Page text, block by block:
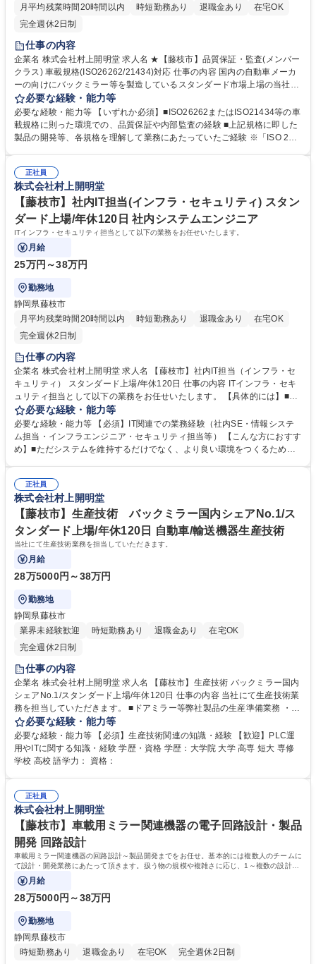
月平均残業時間20時間以内 時短勤務あり 退職金あり
在宅OK
完全週休2日制
仕事の内容
企業名 株式会社村上開明堂 求人名 ★【藤枝市】品質保証・監査(メンバー
クラス) 車載規格(ISO26262/21434)対応 仕事の内容 国内の自動車メーカ
ーの向けにバックミラー等を製造しているスタンダード市場上場の当社に
て、品質保証・監査担当として主に以下のお仕事をお任せします。 【業務
詳細】 ■ISO26262/21434の新規取得に向けた体制の構築 ※現担当の指示
のもと、事務や対応をお願いしていきます。 ■上記取得後の運用面での対
応業務 ■その他規格、各国認証監査のフォロー業務 募集職種 ★【藤枝
必要な経験・能力等
必要な経験・能力等 【いずれか必須】■ISO26262またはISO21434等の車
載規格に則った環境での、品質保証や内部監査の経験 ■上記規格に即した
製品の開発等、各規格を理解して業務にあたっていたご経験 ※「ISO 262
規格の深い知識は入社後に学べます。 学歴・資格 学歴：大学院 大学 高専
短大 専修学校 高校 語学力： 資格：第一種運転免許普通自動車
正社員
株式会社村上開明堂
【藤枝市】社内IT担当(インフラ・セキュリティ) スタン
ダード上場/年休120日 社内システムエンジニア
ITインフラ・セキュリティ担当として以下の業務をお任せいたします。
月給
25万円～38万円
勤務地
静岡県藤枝市
月平均残業時間20時間以内
時短勤務あり 退職金あり
在宅OK
完全週休2日制
仕事の内容
企業名 株式会社村上開明堂 求人名 【藤枝市】社内IT担当（インフラ・セ
キュリティ） スタンダード上場/年休120日 仕事の内容 ITインフラ・セキ
ュリティ担当として以下の業務をお任せいたします。 【具体的には】■P
C、サーバー、仮想サーバーの運用、設定 ■ネットワークインフラの設
計、構築、運用 ■クラウドサービスの運用管理 ■セキュリティ対策強化、
脆弱性管理、インシデント対応等 ※単独ではなくチームの一員として上記
業務にあたっていただきます。 ※業務内容変更の範囲：当社規定に準ずる
必要な経験・能力等
必要な経験・能力等 【必須】IT関連での業務経験（社内SE・情報システ
ム担当・インフラエンジニア・セキュリティ担当等） 【こんな方におすす
め】■ただシステムを維持するだけでなく、より良い環境をつくるために
方を歓迎しています。チーム体制での運用のため、周囲のフォローも手厚
く安心。社員からの問い合わせ対応もあるため、社内コミュニケーション
を大切にできる方を求めています。 学歴・資格 学歴：大学院 大学 高専 語
学力： 資格：第一種運転免許普通自動車
正社員
株式会社村上開明堂
【藤枝市】生産技術 バックミラー国内シェアNo.1/ス
タンダード上場/年休120日 自動車/輸送機器生産技術
当社にて生産技術業務を担当していただきます。
月給
28万5000円～38万円
勤務地
静岡県藤枝市
業界未経験歓迎
時短勤務あり 退職金あり
在宅OK
完全週休2日制
仕事の内容
企業名 株式会社村上開明堂 求人名 【藤枝市】生産技術 バックミラー国内
シェアNo.1/スタンダード上場/年休120日 仕事の内容 当社にて生産技術業
務を担当していただきます。 ■ドアミラー等弊社製品の生産準備業務 ・工
程設計/FMEA検討 ・設備の検討と調整 ・稼働の確認 ■設備投資業務 ・課
題の抽出と検討 ・課題解決に向けた設備の検討 ・稼働及び成果の確認 ※
業務内容変更の範囲：当社規定に準ずる ※建物の改変を伴う業務は含みま
せん 募集職種 【藤枝市】生産技術 バックミラー国内シェアNo.1/スタンダ
必要な経験・能力等
必要な経験・能力等 【必須】生産技術関連の知識・経験 【歓迎】PLC運
用やITに関する知識・経験 学歴・資格 学歴：大学院 大学 高専 短大 専修
学校 高校 語学力： 資格：
正社員
株式会社村上開明堂
【藤枝市】車載用ミラー関連機器の電子回路設計・製品
開発 回路設計
車載用ミラー関連機器の回路設計～製品開発までをお任せ。基本的には複数人のチームに
て設計・開発業務にあたって頂きます。扱う物の規模や複雑さに応じ、1～複数の設計・
開発に対して携わって頂く形になります。
月給
28万5000円～38万円
勤務地
静岡県藤枝市
時短勤務あり
退職金あり 在宅OK 完全週休2日制